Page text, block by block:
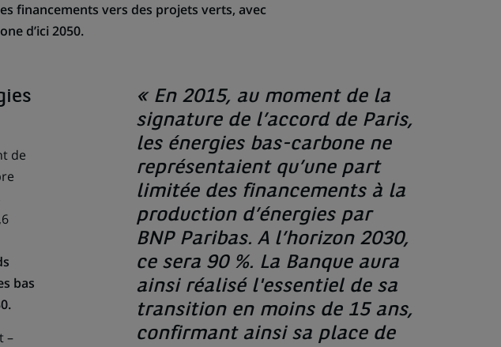
financements vers des projets verts, avec
d’ici 2050.
de
bas
–
« En 2015, au moment de la
signature de l’accord de Paris,
les énergies bas-carbone ne
représentaient qu’une part
limitée des financements à la
production d’énergies par
BNP Paribas. A l’horizon 2030,
ce sera 90 %. La Banque aura
ainsi réalisé l'essentiel de sa
transition en moins de 15 ans,
confirmant ainsi sa place de